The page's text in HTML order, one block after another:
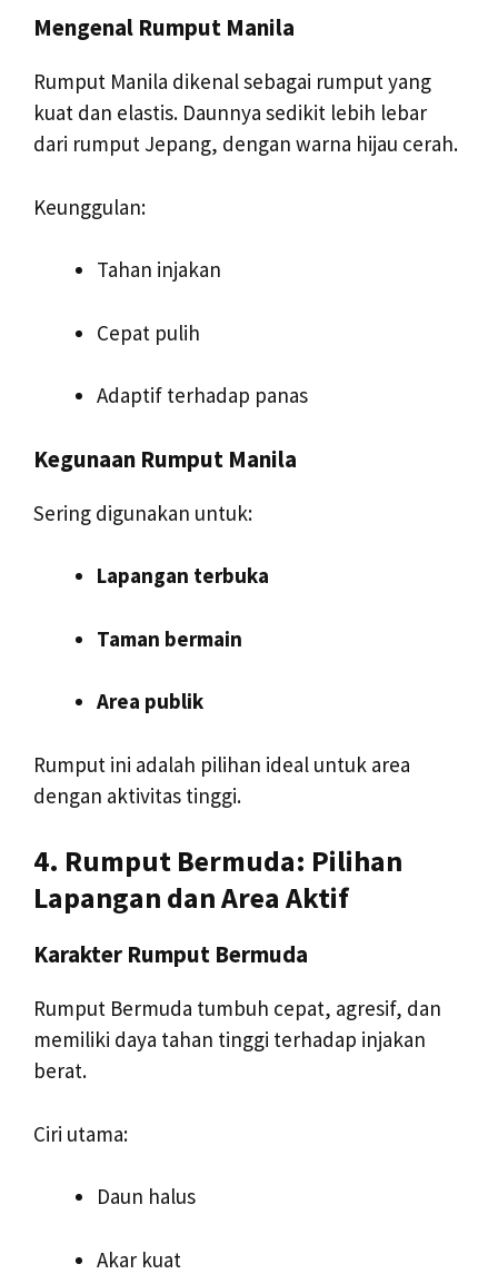
Mengenal Rumput Manila
Rumput Manila dikenal sebagai rumput yang
kuat dan elastis. Daunnya sedikit lebih lebar
dari rumput Jepang, dengan warna hijau cerah.
Keunggulan:
Tahan injakan
Cepat pulih
Adaptif terhadap panas
Kegunaan Rumput Manila
Sering digunakan untuk:
Lapangan terbuka
Taman bermain
Area publik
Rumput ini adalah pilihan ideal untuk area
dengan aktivitas tinggi.
4. Rumput Bermuda: Pilihan
Lapangan dan Area Aktif
Karakter Rumput Bermuda
Rumput Bermuda tumbuh cepat, agresif, dan
memiliki daya tahan tinggi terhadap injakan
berat.
Ciri utama:
Daun halus
Akar kuat